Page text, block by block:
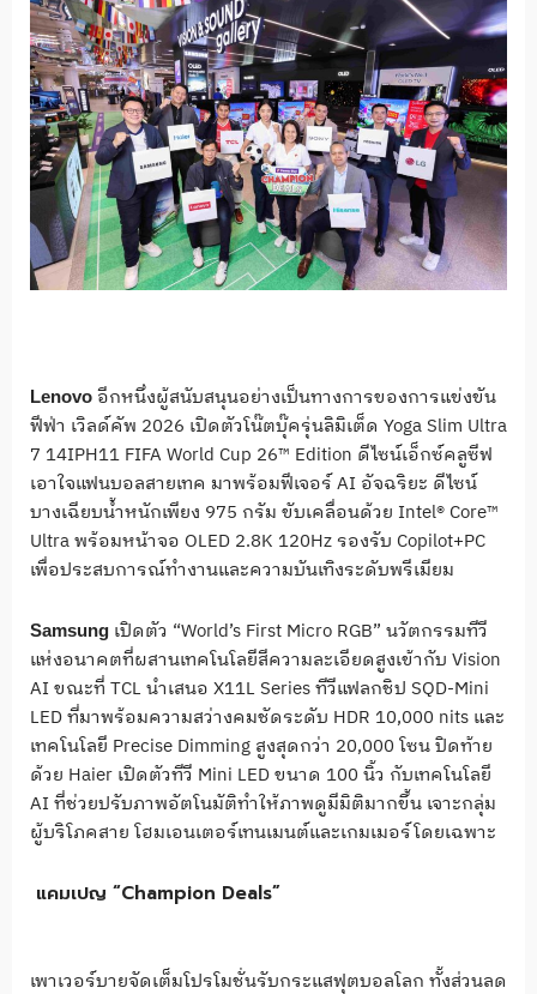
Lenovo อีกหนึ่งผู้สนับสนุนอย่างเป็นทางการของการแข่งขัน
ฟีฟ่า เวิลด์คัพ 2026 เปิดตัวโน๊ตบุ๊ครุ่นลิมิเต็ด Yoga Slim Ultra
7 14IPH11 FIFA World Cup 26™ Edition ดีไซน์เอ็กซ์คลูซีฟ
เอาใจแฟนบอลสายเทค มาพร้อมฟีเจอร์ AI อัจฉริยะ ดีไซน์
บางเฉียบน้ำหนักเพียง 975 กรัม ขับเคลื่อนด้วย Intel® Core™
Ultra พร้อมหน้าจอ OLED 2.8K 120Hz รองรับ Copilot+PC
เพื่อประสบการณ์ทำงานและความบันเทิงระดับพรีเมียม
Samsung เปิดตัว “World’s First Micro RGB” นวัตกรรมทีวี
แห่งอนาคตที่ผสานเทคโนโลยีสีความละเอียดสูงเข้ากับ Vision
AI ขณะที่ TCL นำเสนอ X11L Series ทีวีแฟลกชิป SQD-Mini
LED ที่มาพร้อมความสว่างคมชัดระดับ HDR 10,000 nits และ
เทคโนโลยี Precise Dimming สูงสุดกว่า 20,000 โซน ปิดท้าย
ด้วย Haier เปิดตัวทีวี Mini LED ขนาด 100 นิ้ว กับเทคโนโลยี
AI ที่ช่วยปรับภาพอัตโนมัติทำให้ภาพดูมีมิติมากขึ้น เจาะกลุ่ม
ผู้บริโภคสาย โฮมเอนเตอร์เทนเมนต์และเกมเมอร์โดยเฉพาะ
แคมเปญ “Champion Deals”
เพาเวอร์บายจัดเต็มโปรโมชั่นรับกระแสฟุตบอลโลก ทั้งส่วนลด